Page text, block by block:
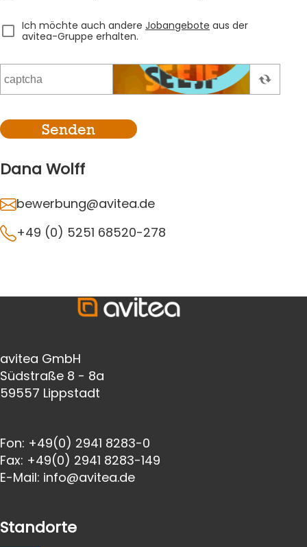
Dana Wolff
bewerbung@avitea.de
+49 (0) 5251 68520-278
Ich möchte auch andere Jobangebote aus der
avitea-Gruppe erhalten.
Senden
avitea GmbH
Südstraße 8 - 8a
59557 Lippstadt
Fon: +49(0) 2941 8283-0
Fax: +49(0) 2941 8283-149
E-Mail: info@avitea.de
Standorte